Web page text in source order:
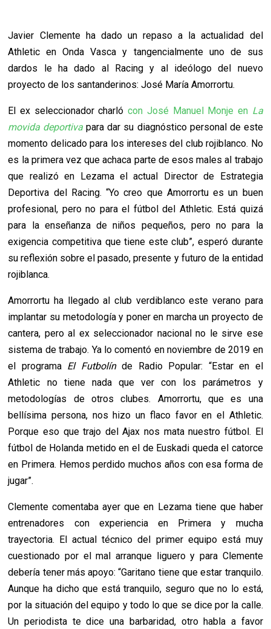
Javier Clemente ha dado un repaso a la actualidad del
Athletic en Onda Vasca y tangencialmente uno de sus
dardos le ha dado al Racing y al ideólogo del nuevo
proyecto de los santanderinos: José María Amorrortu.
El ex seleccionador charlócon José Manuel Monje en La
movida deportiva para dar su diagnóstico personal de este
momento delicado para los intereses del club rojiblanco. No
es la primera vez que achaca parte de esos males al trabajo
que realizó en Lezama el actual Director de Estrategia
Deportiva del Racing. “Yo creo que Amorrortu es un buen
profesional, pero no para el fútbol del Athletic. Está quizá
para la enseñanza de niños pequeños, pero no para la
exigencia competitiva que tiene este club”, esperó durante
su reflexión sobre el pasado, presente y futuro de la entidad
rojiblanca.
Amorrortu ha llegado al club verdiblanco este verano para
implantar su metodología y poner en marcha un proyecto de
cantera, pero al ex seleccionador nacional no le sirve ese
sistema de trabajo. Ya lo comentó en noviembre de 2019 en
el programa El Futbolínde Radio Popular: “Estar en el
Athletic no tiene nada que ver con los parámetros y
metodologías de otros clubes. Amorrortu, que es una
bellísima persona, nos hizo un flaco favor en el Athletic.
Porque eso que trajo del Ajax nos mata nuestro fútbol. El
fútbol de Holanda metido en el de Euskadi queda el catorce
en Primera. Hemos perdido muchos años con esa forma de
jugar”.
Clemente comentaba ayer que en Lezama tiene que haber
entrenadores con experiencia en Primera y mucha
trayectoria. El actual técnico del primer equipo está muy
cuestionado por el mal arranque liguero y para Clemente
debería tener más apoyo: “Garitano tiene que estar tranquilo.
Aunque ha dicho que está tranquilo, seguro que no lo está,
por la situación del equipo y todo lo que se dice por la calle.
Un periodista te dice una barbaridad, otro habla a favor